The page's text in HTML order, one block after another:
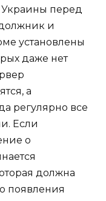
Украины перед
должник и
установлены
даже нет
а
регулярно все
Если
о
должна
появления